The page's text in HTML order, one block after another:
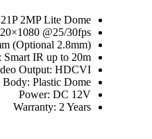
2MP Lite Dome
@25/30fps
(Optional 2.8mm)
IR up to 20m
Output: HDCVI
Body: Plastic Dome
Power: DC 12V
Warranty: 2 Years